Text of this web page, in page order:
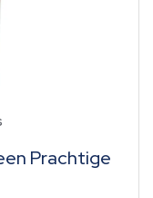
Prachtige